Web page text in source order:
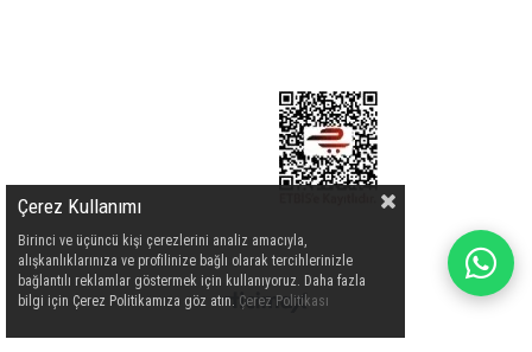
Çerez Kullanımı
Birinci ve üçüncü kişi çerezlerini analiz amacıyla,
alışkanlıklarınıza ve profilinize bağlı olarak tercihlerinizle
bağlantılı reklamlar göstermek için kullanıyoruz. Daha fazla
bilgi için Çerez Politikamıza göz atın. Çerez Politikası